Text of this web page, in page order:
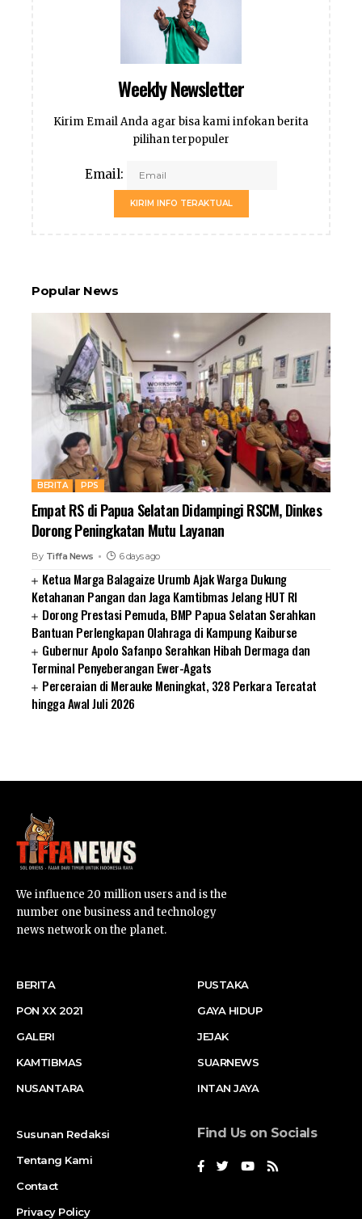
Weekly Newsletter
Kirim Email Anda agar bisa kami infokan berita
pilihan terpopuler
Email:
KIRIM INFO TERAKTUAL
Popular News
BERITA PPS
Empat RS di Papua Selatan Didampingi RSCM, Dinkes
Dorong Peningkatan Mutu Layanan
By Tiffa News 6 days ago
Ketua Marga Balagaize Urumb Ajak Warga Dukung
Ketahanan Pangan dan Jaga Kamtibmas Jelang HUT RI
Dorong Prestasi Pemuda, BMP Papua Selatan Serahkan
Bantuan Perlengkapan Olahraga di Kampung Kaiburse
Gubernur Apolo Safanpo Serahkan Hibah Dermaga dan
Terminal Penyeberangan Ewer-Agats
Perceraian di Merauke Meningkat, 328 Perkara Tercatat
hingga Awal Juli 2026
We influence 20 million users and is the
number one business and technology
news network on the planet.
BERITA
PON XX 2021
GALERI
KAMTIBMAS
NUSANTARA
PUSTAKA
GAYA HIDUP
JEJAK
SUARNEWS
INTAN JAYA
Susunan Redaksi
Tentang Kami
Contact
Privacy Policy
Find Us on Socials